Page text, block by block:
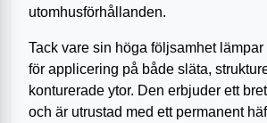
utomhusförhållanden.
Tack vare sin höga följsamhet
för applicering på både släta,
konturerade ytor. Den erbjuder ett
och är utrustad med ett permanent